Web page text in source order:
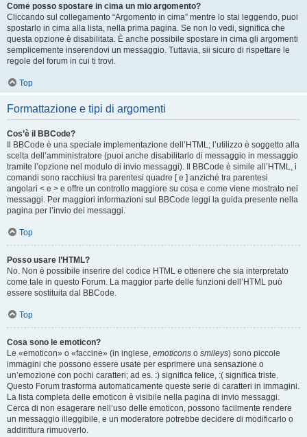
Come posso spostare in cima un mio argomento?
Cliccando sul collegamento “Argomento in cima” mentre lo stai leggendo, puoi
spostarlo in cima alla lista, nella prima pagina. Se non lo vedi, significa che
questa opzione è disabilitata. È anche possibile spostare in cima gli argomenti
semplicemente inserendovi un messaggio. Tuttavia, sii sicuro di rispettare le
regole del forum in cui ti trovi.
Top
Formattazione e tipi di argomenti
Cos’è il BBCode?
Il BBCode è una speciale implementazione dell’HTML; l’utilizzo è soggetto alla
scelta dell’amministratore (puoi anche disabilitarlo di messaggio in messaggio
tramite l’opzione nel modulo di invio messaggi). Il BBCode è simile all’HTML, i
comandi sono racchiusi tra parentesi quadre [ e ] anziché tra parentesi
angolari < e > e offre un controllo maggiore su cosa e come viene mostrato nei
messaggi. Per maggiori informazioni sul BBCode leggi la guida presente nella
pagina per l’invio dei messaggi.
Top
Posso usare l’HTML?
No. Non è possibile inserire del codice HTML e ottenere che sia interpretato
come tale in questo Forum. La maggior parte delle funzioni dell’HTML può
essere sostituita dal BBCode.
Top
Cosa sono le emoticon?
Le «emoticon» o «faccine» (in inglese, emoticons o smileys) sono piccole
immagini che possono essere usate per esprimere una sensazione o
un’emozione con pochi caratteri; ad es. :) significa felice, :( significa triste.
Questo Forum trasforma automaticamente queste serie di caratteri in immagini.
La lista completa delle emoticon è visibile nella pagina di invio messaggi.
Cerca di non esagerare nell’uso delle emoticon, possono facilmente rendere
un messaggio illeggibile, e un moderatore potrebbe decidere di modificarlo o
addirittura rimuoverlo.